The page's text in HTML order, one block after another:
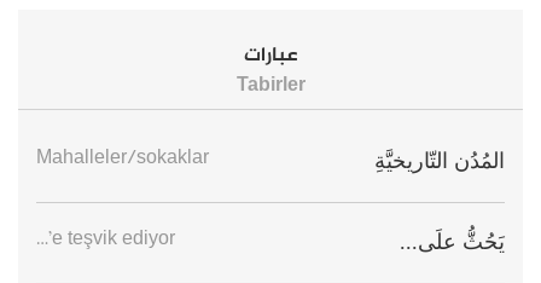
عبارات
Tabirler
المُدُن التّاريخيَّةِ Mahalleler/sokaklar
يَحُثُّ علَى... …’e teşvik ediyor